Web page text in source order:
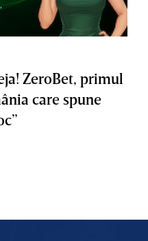
ZeroBet, primul
care spune